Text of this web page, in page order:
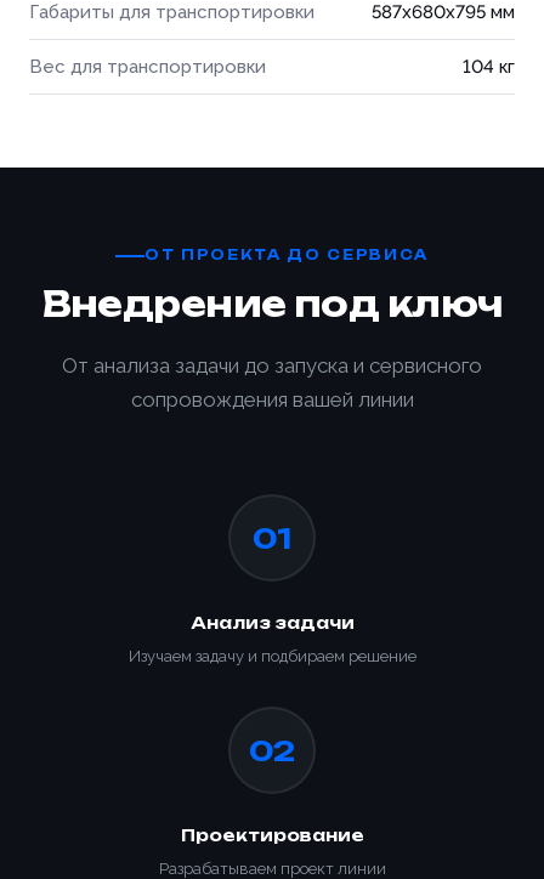
Габариты для транспортировки 587x680x795 мм
Вес для транспортировки 104 кг
ОТ ПРОЕКТА ДО СЕРВИСА
Внедрение под ключ
От анализа задачи до запуска и сервисного
сопровождения вашей линии
01
Анализ задачи
Изучаем задачу и подбираем решение
02
Проектирование
Разрабатываем проект линии